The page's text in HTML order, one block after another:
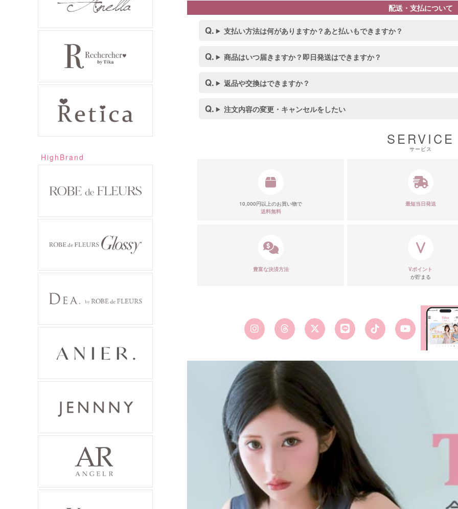
HighBrand
■カラーバ
配送・支払について
支払い方法は何がありますか？あと払いもできますか？
商品はいつ届きますか？即日発送はできますか？
返品や交換はできますか？
注文内容の変更・キャンセルをしたい
SERVICE
サービス
10,000円以上のお買い物で
送料無料
最短当日発送
豊富な決済方法
Vポイント
が貯まる